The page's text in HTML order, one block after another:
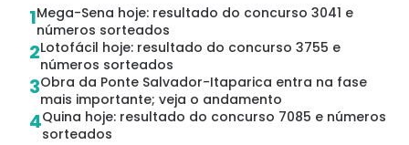
1Mega-Sena hoje: resultado do concurso 3041 e
números sorteados
2Lotofácil hoje: resultado do concurso 3755 e
números sorteados
3Obra da Ponte Salvador-Itaparica entra na fase
mais importante; veja o andamento
4Quina hoje: resultado do concurso 7085 e números
sorteados